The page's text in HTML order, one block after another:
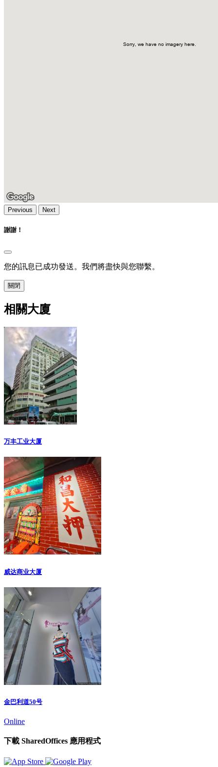
Previous Next
謝謝！
您的訊息已成功發送。我們將盡快與您聯繫。
關閉
相關大廈
万丰工业大厦
威达商业大厦
金巴利道50号
Online
下載 SharedOffices 應用程式